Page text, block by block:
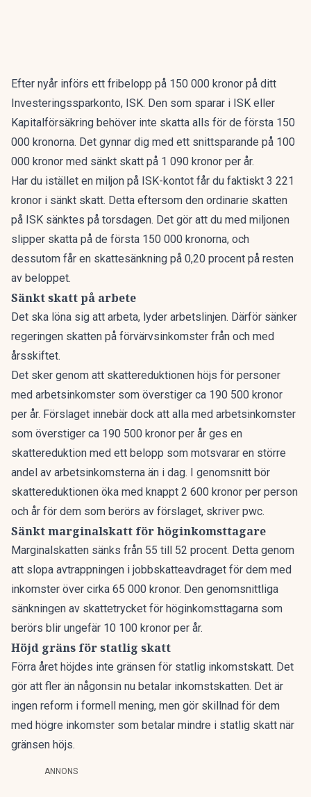
Efter nyår införs ett fribelopp på 150 000 kronor på ditt
Investeringssparkonto, ISK. Den som sparar i ISK eller
Kapitalförsäkring behöver inte skatta alls för de första 150
000 kronorna. Det gynnar dig med ett snittsparande på 100
000 kronor med sänkt skatt på 1 090 kronor per år.
Har du istället en miljon på ISK-kontot får du faktiskt 3 221
kronor i sänkt skatt. Detta eftersom den ordinarie skatten
på ISK sänktes på torsdagen. Det gör att du med miljonen
slipper skatta på de första 150 000 kronorna, och
dessutom får en skattesänkning på 0,20 procent på resten
av beloppet.
Sänkt skatt på arbete
Det ska löna sig att arbeta, lyder arbetslinjen. Därför sänker
regeringen skatten på förvärvsinkomster från och med
årsskiftet.
Det sker genom att skattereduktionen höjs för personer
med arbetsinkomster som överstiger ca 190 500 kronor
per år. Förslaget innebär dock att alla med arbetsinkomster
som överstiger ca 190 500 kronor per år ges en
skattereduktion med ett belopp som motsvarar en större
andel av arbetsinkomsterna än i dag. I genomsnitt bör
skattereduktionen öka med knappt 2 600 kronor per person
och år för dem som berörs av förslaget, skriver pwc.
Sänkt marginalskatt för höginkomsttagare
Marginalskatten sänks från 55 till 52 procent. Detta genom
att slopa avtrappningen i jobbskatteavdraget för dem med
inkomster över cirka 65 000 kronor. Den genomsnittliga
sänkningen av skattetrycket för höginkomsttagarna som
berörs blir ungefär 10 100 kronor per år.
Höjd gräns för statlig skatt
Förra året höjdes inte gränsen för statlig inkomstskatt. Det
gör att fler än någonsin nu betalar inkomstskatten. Det är
ingen reform i formell mening, men gör skillnad för dem
med högre inkomster som betalar mindre i statlig skatt när
gränsen höjs.
ANNONS